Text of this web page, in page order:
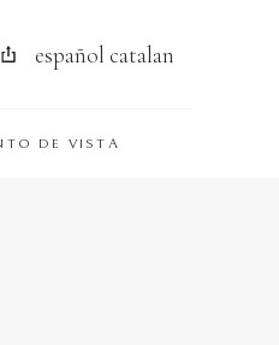
español catalan
DE VISTA